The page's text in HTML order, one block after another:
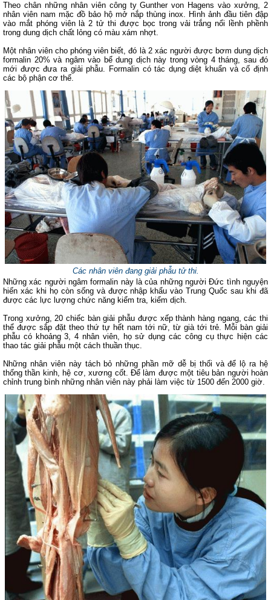
Theo chân những nhân viên công ty Gunther von Hagens vào xưởng, 2
nhân viên nam mặc đồ bảo hộ mở nắp thùng inox. Hình ảnh đầu tiên đập
vào mắt phóng viên là 2 tử thi được bọc trong vải trắng nổi lềnh phềnh
trong dung dịch chất lỏng có màu xám nhợt.
Một nhân viên cho phóng viên biết, đó là 2 xác người được bơm dung dịch
formalin 20% và ngâm vào bể dung dịch này trong vòng 4 tháng, sau đó
mới được đưa ra giải phẫu. Formalin có tác dụng diệt khuẩn và cố định
các bộ phận cơ thể.
Các nhân viên đang giải phẫu tử thi.
Những xác người ngâm formalin này là của những người Đức tình nguyện
hiến xác khi họ còn sống và được nhập khẩu vào Trung Quốc sau khi đã
được các lực lượng chức năng kiểm tra, kiểm dịch.
Trong xưởng, 20 chiếc bàn giải phẫu được xếp thành hàng ngang, các thi
thể được sắp đặt theo thứ tự hết nam tới nữ, từ già tới trẻ. Mỗi bàn giải
phẫu có khoảng 3, 4 nhân viên, họ sử dụng các công cụ thực hiện các
thao tác giải phẫu một cách thuần thục.
Những nhân viên này tách bỏ những phần mỡ dễ bị thối và để lộ ra hệ
thống thần kinh, hệ cơ, xương cốt. Để làm được một tiêu bản người hoàn
chỉnh trung bình những nhân viên này phải làm việc từ 1500 đến 2000 giờ.